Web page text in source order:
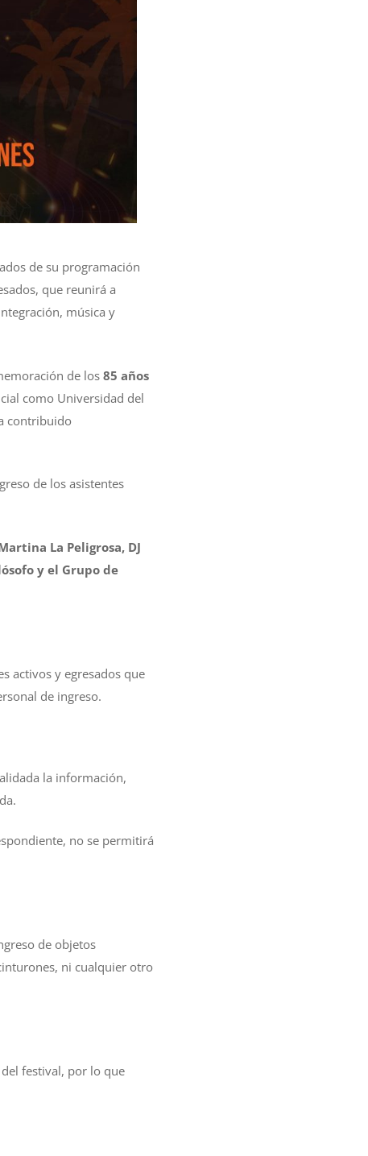
de su programación
que reunirá a
música y
de los85 años
como Universidad del
contribuido
de los asistentes
La Peligrosa, DJ
y el Grupo de
activos y egresados que
de ingreso.
la información,
no se permitirá
de objetos
ni cualquier otro
festival, por lo que